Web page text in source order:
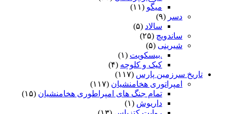
میگو (۱۱)
دسر (۹)
سالاد (۵)
ساندویچ (۲۵)
شیرینی (۵)
.بیسکویت (۱)
کیک و کلوچه (۴)
تاریخ سرزمین پارس (۱۱۷)
امپراتوری هخامنشیان (۱۱۷)
تمام جنگ های امپراطوری هخامنشیان (۱۵)
داریوش (۱)